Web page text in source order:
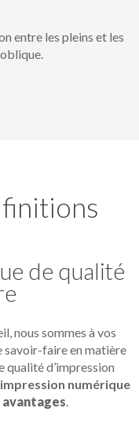
entre les pleins et les
de qualité
nous sommes à vos
faire en matière
qualité d’impression
numérique
.